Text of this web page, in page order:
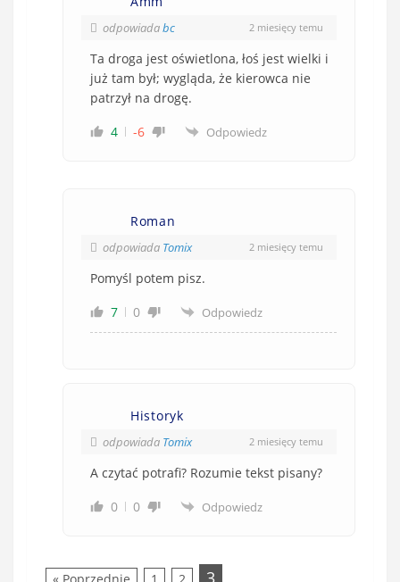
odpowiadabc 2 miesięcy temu
Ta droga jest oświetlona, łoś jest wielki i
już tam był; wygląda, że kierowca nie
patrzył na drogę.
4
-6 Odpowiedz
Roman
odpowiada Tomix 2 miesięcy temu
Pomyśl potem pisz.
7
0 Odpowiedz
Historyk
odpowiada Tomix 2 miesięcy temu
A czytać potrafi? Rozumie tekst pisany?
0
0 Odpowiedz
3